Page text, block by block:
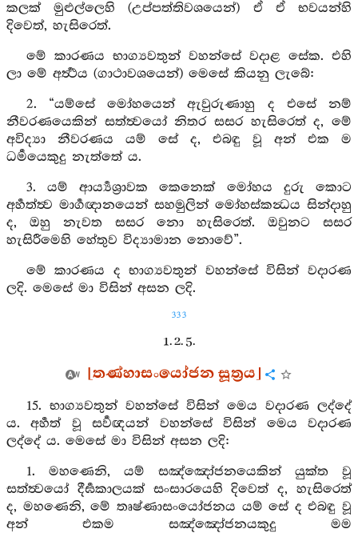
කලක් මුළුල්ලෙහි (උප්පත්තිවශයෙන්) ඒ ඒ භවයන්හි
දිවෙත්, හැසිරෙත්.
මේ කාරණය භාග්‍යවතුන් වහන්සේ වදාළ සේක. එහි
ලා මේ අර්‍ත්‍ථය (ගාථාවශයෙන්) මෙසේ කියනු ලැබේ:
2. “යම්සේ මෝහයෙන් ඇවුරුණාහු ද එසේ නම්
නීවරණයෙකින් සත්ත්‍වයෝ නිතර සසර හැසිරෙත් ද, මේ
අවිද්‍යා නීවරණය යම් සේ ද, එබඳු වූ අන් එක ම
ධර්‍මයෙකුදු නැත්තේ ය.
3. යම් ආර්‍ය්‍යශ්‍රාවක කෙනෙක් මෝහය දුරු කොට
අර්‍හත්ත්‍ව මාර්‍ගඥානයෙන් සහමුලින් මෝහස්කන්‍ධය සින්දාහු
ද, ඔහු නැවත සසර නො හැසිරෙත්. ඔවුනට සසර
හැසිරීමෙහි හේතුව විද්‍යාමාන නොවේ”.
මේ කාරණය ද භාග්‍යවතුන් වහන්සේ විසින් වදාරණ
ලදි. මෙසේ මා විසින් අසන ලදි.
333
1. 2. 5.
[තණ්හාසංයෝජන සූත්‍රය]
15. භාග්‍යවතුන් වහන්සේ විසින් මෙය වදාරණ ලද්දේ
ය. අර්‍හත් වූ සර්‍වඥයන් වහන්සේ විසින් මෙය වදාරණ
ලද්දේ ය. මෙසේ මා විසින් අසන ලදි:
1. මහණෙනි, යම් සඤ්ඤෝජනයෙකින් යුක්ත වූ
සත්ත්‍වයෝ දීර්‍ඝකාලයක් සංසාරයෙහි දිවෙත් ද, හැසිරෙත්
ද, මහණෙනි, මේ තෘෂ්ණාසංයෝජනය යම් සේ ද එබඳු වූ
අන් එකම සඤ්ඤෝජනයකුදු මම